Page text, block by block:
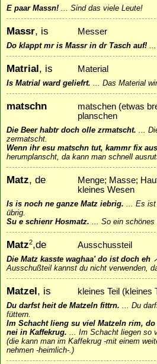
E paar Massn! Sind das viele Leute!
Massr, is Messer
Do klappt mr is Massr in dr Tasch auf!
Matrial, is Material
Is Matrial ward geliefrt. Das Material
matschn
matschen (etwas
planschen
Die Beer habtr doch olle zrmatscht.
zermatscht.
Wenn ihr esu matschn tut, kammr fix
herumplanscht, da kann man schnell
Matz, de
Menge; Masse;
kleines Wesen
Is is noch ne ganze Matz iebrig.
Es ist
übrig.
Su e schienr Hosmatz.
So ein schönes
Matz2,de Ausschussteil
Die Matz kasste waghaa' do ist doch eh
Ausschußteil kannst du nicht verwenden,
Matzel, is kleines Teil (kleines
Du darfst heit de Matzeln fittrn.
Du
füttern.
Im Schacht lieng su viel Matzeln rim,
nei in Kaffekrug.
Im Schacht liegen so
(die kann man im Kaffekrug -mit einem
nehmen -heimlich-.)